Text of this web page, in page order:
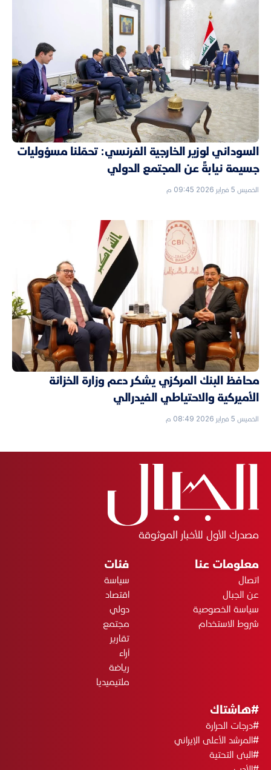
السوداني لوزير الخارجية الفرنسي: تحمّلنا مسؤوليات
جسيمة نيابةً عن المجتمع الدولي
الخميس 5 فبراير 2026 09:45 م
محافظ البنك المركزي يشكر دعم وزارة الخزانة
الأميركية والاحتياطي الفيدرالي
الخميس 5 فبراير 2026 08:49 م
مصدرك الأول للأخبار الموثوقة
معلومات عنا
اتصال
عن الجبال
سياسة الخصوصية
شروط الاستخدام
فئات
سياسة
اقتصاد
دولي
مجتمع
تقارير
آراء
رياضة
ملتيميديا
#هاشتاك
#درجات الحرارة
#المرشد الأعلى الإيراني
#البنى التحتية